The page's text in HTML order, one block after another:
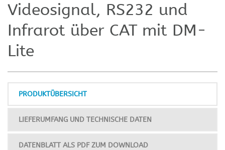
Videosignal, RS232 und
Infrarot über CAT mit DM-
Lite
PRODUKTÜBERSICHT
LIEFERUMFANG UND TECHNISCHE DATEN
DATENBLATT ALS PDF ZUM DOWNLOAD